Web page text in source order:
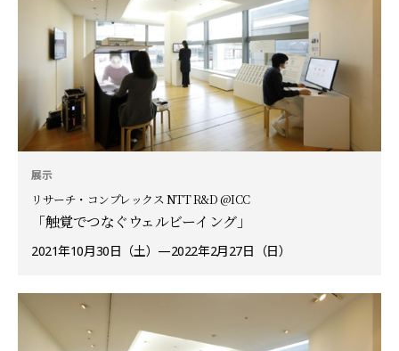
展示
リサーチ・コンプレックス NTT R&D @ICC
「触覚でつなぐウェルビーイング」
2021年10月30日（土）—2022年2月27日（日）